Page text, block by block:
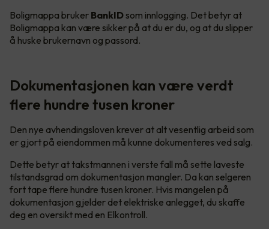
Boligmappa bruker BankIDsom innlogging. Det betyr at
Boligmappa kan være sikker på at du er du, og at du slipper
å huske brukernavn og passord.
Dokumentasjonen kan være verdt
flere hundre tusen kroner
Den nye avhendingsloven krever at alt vesentlig arbeid som
er gjort på eiendommen må kunne dokumenteres ved salg.
Dette betyr at takstmannen i verste fall må sette laveste
tilstandsgrad om dokumentasjon mangler. Da kan selgeren
fort tape flere hundre tusen kroner. Hvis mangelen på
dokumentasjon gjelder det elektriske anlegget, du skaffe
deg en oversikt med en Elkontroll.